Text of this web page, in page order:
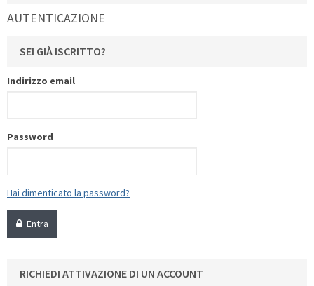
AUTENTICAZIONE
SEI GIÀ ISCRITTO?
Indirizzo email
Password
Hai dimenticato la password?
Entra
RICHIEDI ATTIVAZIONE DI UN ACCOUNT